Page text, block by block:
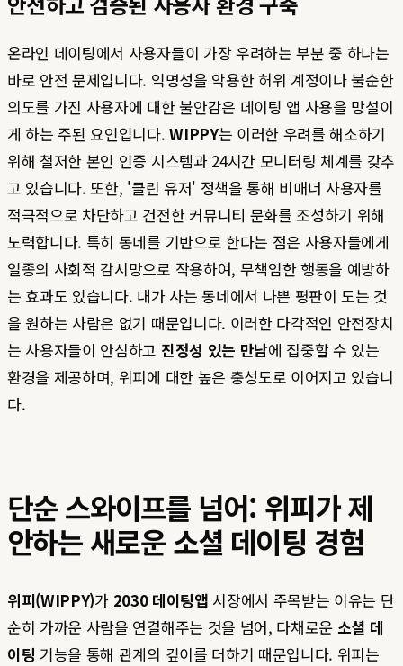
온라인 데이팅에서 사용자들이 가장 우려하는 부분 중 하나는
바로 안전 문제입니다. 익명성을 악용한 허위 계정이나 불순한
의도를 가진 사용자에 대한 불안감은 데이팅 앱 사용을 망설이
게 하는 주된 요인입니다.WIPPY는 이러한 우려를 해소하기
위해 철저한 본인 인증 시스템과 24시간 모니터링 체계를 갖추
고 있습니다. 또한, '클린 유저' 정책을 통해 비매너 사용자를
적극적으로 차단하고 건전한 커뮤니티 문화를 조성하기 위해
노력합니다. 특히 동네를 기반으로 한다는 점은 사용자들에게
일종의 사회적 감시망으로 작용하여, 무책임한 행동을 예방하
는 효과도 있습니다. 내가 사는 동네에서 나쁜 평판이 도는 것
을 원하는 사람은 없기 때문입니다. 이러한 다각적인 안전장치
는 사용자들이 안심하고 진정성 있는 만남에 집중할 수 있는
환경을 제공하며, 위피에 대한 높은 충성도로 이어지고 있습니
다.
단순 스와이프를 넘어: 위피가 제
안하는 새로운 소셜 데이팅 경험
위피(WIPPY)가 2030 데이팅앱 시장에서 주목받는 이유는 단
순히 가까운 사람을 연결해주는 것을 넘어, 다채로운 소셜 데
이팅 기능을 통해 관계의 깊이를 더하기 때문입니다. 위피는